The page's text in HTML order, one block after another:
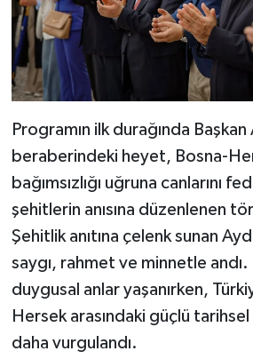
Programın ilk durağında Başkan
beraberindeki heyet, Bosna-
bağımsızlığı uğruna canlarını
şehitlerin anısına düzenlenen
Şehitlik anıtına çelenk sunan
saygı, rahmet ve minnetle
duygusal anlar yaşanırken,
Hersek arasındaki güçlü
daha vurgulandı.